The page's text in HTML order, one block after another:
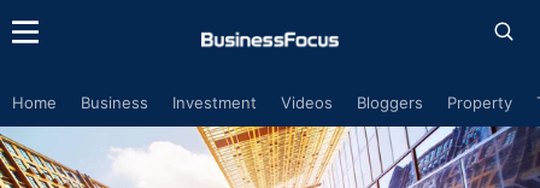
Home Business Investment Videos Bloggers Property